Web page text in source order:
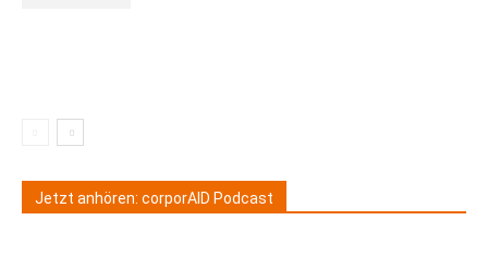
Jetzt anhören: corporAID Podcast